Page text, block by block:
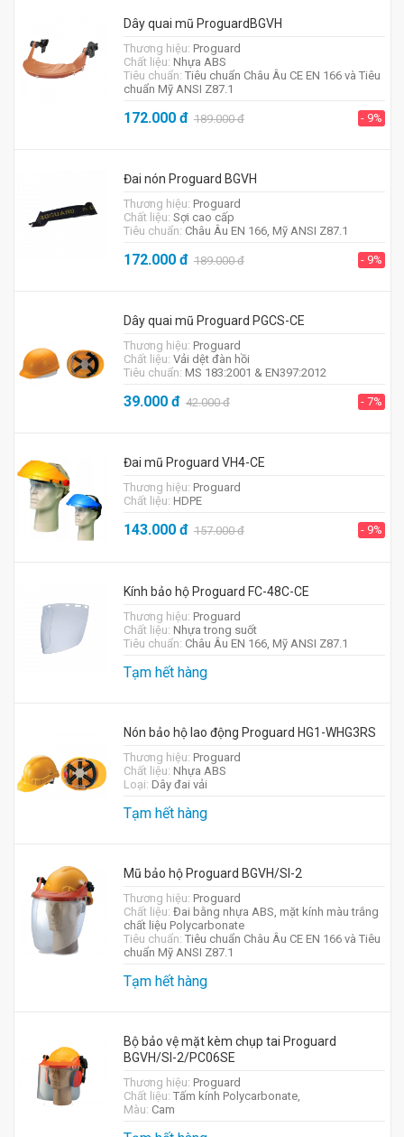
Dây quai mũ ProguardBGVH
Thương hiệu: Proguard
Chất liệu: Nhựa ABS
Tiêu chuẩn: Tiêu chuẩn Châu Âu CE EN 166 và Tiêu
chuẩn Mỹ ANSI Z87.1
172.000đ 189.000đ - 9%
Đai nón Proguard BGVH
Thương hiệu: Proguard
Chất liệu: Sợi cao cấp
Tiêu chuẩn: Châu Âu EN 166, Mỹ ANSI Z87.1
172.000đ 189.000đ - 9%
Dây quai mũ Proguard PGCS-CE
Thương hiệu: Proguard
Chất liệu: Vải dệt đàn hồi
Tiêu chuẩn: MS 183:2001 & EN397:2012
39.000đ 42.000đ - 7%
Đai mũ Proguard VH4-CE
Thương hiệu: Proguard
Chất liệu: HDPE
143.000đ 157.000đ - 9%
Kính bảo hộ Proguard FC-48C-CE
Thương hiệu: Proguard
Chất liệu: Nhựa trong suốt
Tiêu chuẩn: Châu Âu EN 166, Mỹ ANSI Z87.1
Tạm hết hàng
Nón bảo hộ lao động Proguard HG1-WHG3RS
Thương hiệu: Proguard
Chất liệu: Nhựa ABS
Loại: Dây đai vải
Tạm hết hàng
Mũ bảo hộ Proguard BGVH/SI-2
Thương hiệu: Proguard
Chất liệu: Đai bằng nhựa ABS, mặt kính màu trắng
chất liệu Polycarbonate
Tiêu chuẩn: Tiêu chuẩn Châu Âu CE EN 166 và Tiêu
chuẩn Mỹ ANSI Z87.1
Tạm hết hàng
Bộ bảo vệ mặt kèm chụp tai Proguard
BGVH/SI-2/PC06SE
Thương hiệu: Proguard
Chất liệu: Tấm kính Polycarbonate,
Màu: Cam